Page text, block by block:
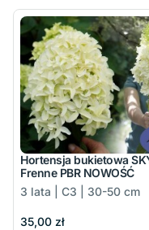
Hortensja bukietowa
Frenne PBR NOWOŚĆ
3 lata | C3 | 30-50 cm
35,00 zł